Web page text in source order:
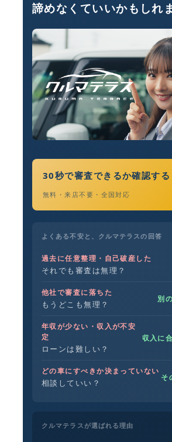
諦めなくていいかもしれ
30秒で審査できるか確認する
無料・来店不要・全国対応
よくある不安と、クルマテラスの回答
過去に任意整理・自己破産した
それでも審査は無理？
他社で審査に落ちた
もうどこも無理？
別
年収が少ない・収入が不安
定
ローンは難しい？
収入に
どの車にすべきか決まっていない
相談していい？
そ
クルマテラスが選ばれる理由